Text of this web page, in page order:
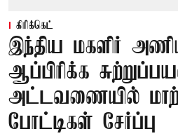
கிரிக்கெட்
இந்திய மகளிர்
ஆப்பிரிக்க
அட்டவணையில்
போட்டிகள் சேர்ப்பு